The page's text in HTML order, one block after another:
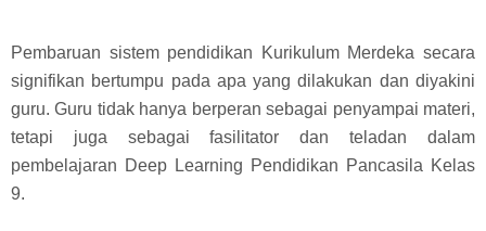
Pembaruan sistem pendidikan Kurikulum Merdeka secara
signifikan bertumpu pada apa yang dilakukan dan diyakini
guru. Guru tidak hanya berperan sebagai penyampai materi,
tetapi juga sebagai fasilitator dan teladan dalam
pembelajaran Deep Learning Pendidikan Pancasila Kelas
9.